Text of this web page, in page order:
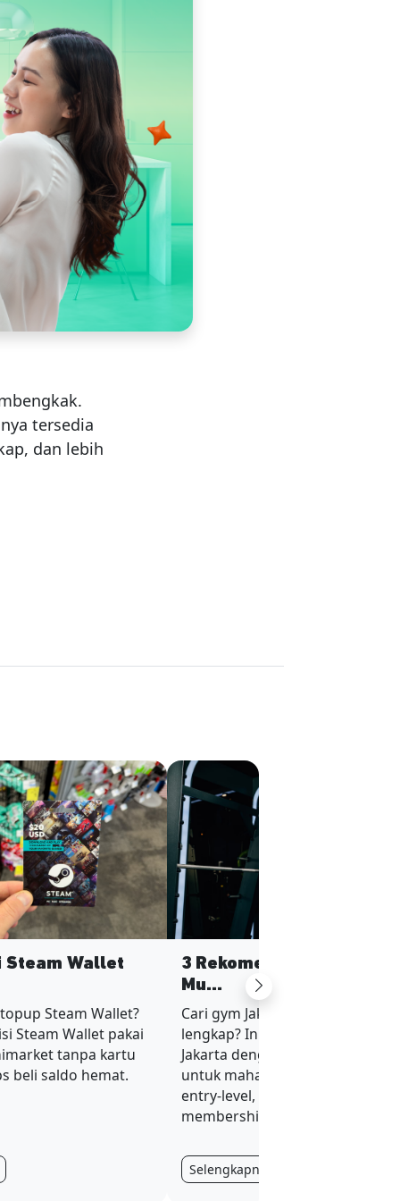
tersedia
dan lebih
Wallet
Steam Wallet?
Steam Wallet pakai
tanpa kartu
beli saldo hemat.
3 Rekomendasi Gym
Mu...
Cari gym Jakarta murah tapi
lengkap? Ini 3 rekomendasi
Jakarta dengan harga
untuk mahasiswa dan karyawan
entry-level, plus tips hemat
membership.
Selengkapnya
Next